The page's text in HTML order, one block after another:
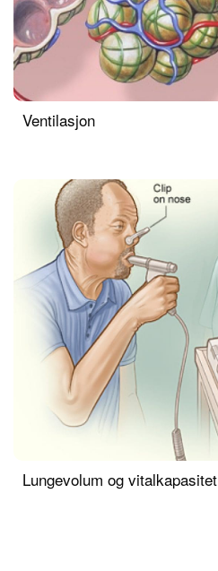
Ventilasjon
Lungevolum og vitalkapasitet